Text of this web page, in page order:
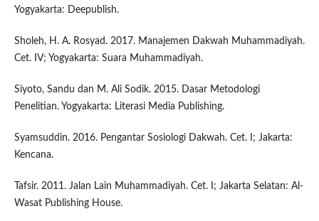
Yogyakarta: Deepublish.
Sholeh, H. A. Rosyad. 2017. Manajemen Dakwah Muhammadiyah.
Cet. IV; Yogyakarta: Suara Muhammadiyah.
Siyoto, Sandu dan M. Ali Sodik. 2015. Dasar Metodologi
Penelitian. Yogyakarta: Literasi Media Publishing.
Syamsuddin. 2016. Pengantar Sosiologi Dakwah. Cet. I; Jakarta:
Kencana.
Tafsir. 2011. Jalan Lain Muhammadiyah. Cet. I; Jakarta Selatan: Al-
Wasat Publishing House.